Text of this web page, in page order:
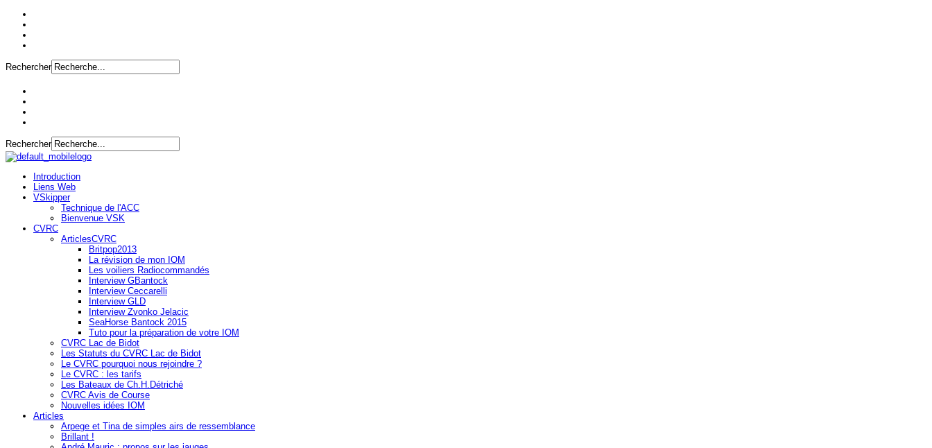
Rechercher
Rechercher
Introduction
Liens Web
VSkipper
Technique de l'ACC
Bienvenue VSK
CVRC
ArticlesCVRC
Britpop2013
La révision de mon IOM
Les voiliers Radiocommandés
Interview GBantock
Interview Ceccarelli
Interview GLD
Interview Zvonko Jelacic
SeaHorse Bantock 2015
Tuto pour la préparation de votre IOM
CVRC Lac de Bidot
Les Statuts du CVRC Lac de Bidot
Le CVRC pourquoi nous rejoindre ?
Le CVRC : les tarifs
Les Bateaux de Ch.H.Détriché
CVRC Avis de Course
Nouvelles idées IOM
Articles
Arpege et Tina de simples airs de ressemblance
Brillant !